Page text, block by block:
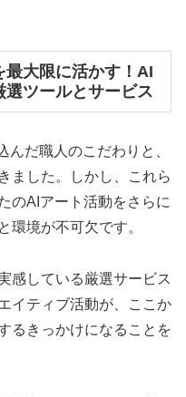
最大限に活かす！AI
ツールとサービス
んだ職人のこだわりと、
ました。しかし、これら
のAIアート活動をさらに
環境が不可欠です。
感している厳選サービス
イティブ活動が、ここか
るきっかけになることを